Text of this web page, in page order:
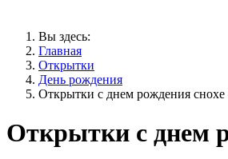
Вы здесь:
Главная
Открытки
День рождения
Открытки с днем рождения
Открытки с днем